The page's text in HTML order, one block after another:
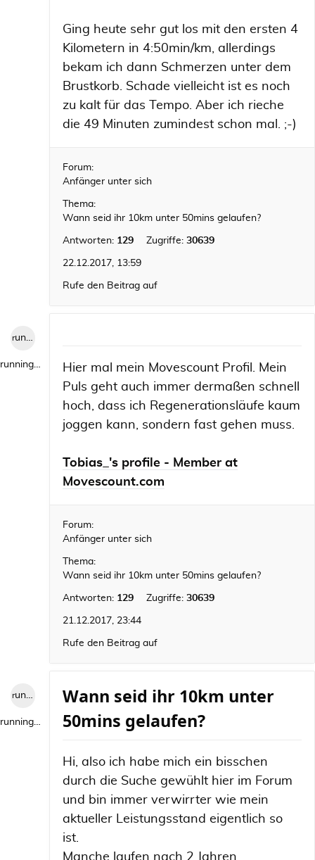
Ging heute sehr gut los mit den ersten 4
Kilometern in 4:50min/km, allerdings
bekam ich dann Schmerzen unter dem
Brustkorb. Schade vielleicht ist es noch
zu kalt für das Tempo. Aber ich rieche
die 49 Minuten zumindest schon mal. ;-)
Forum:
Anfänger unter sich
Thema:
Wann seid ihr 10km unter 50mins gelaufen?
Antworten: 129 Zugriffe: 30639
22.12.2017, 13:59
Rufe den Beitrag auf
runningwild1
runningwild1
Hier mal mein Movescount Profil. Mein
Puls geht auch immer dermaßen schnell
hoch, dass ich Regenerationsläufe kaum
joggen kann, sondern fast gehen muss.
Tobias_'s profile - Member at
Movescount.com
Forum:
Anfänger unter sich
Thema:
Wann seid ihr 10km unter 50mins gelaufen?
Antworten: 129 Zugriffe: 30639
21.12.2017, 23:44
Rufe den Beitrag auf
runningwild1
runningwild1
Wann seid ihr 10km unter
50mins gelaufen?
Hi, also ich habe mich ein bisschen
durch die Suche gewühlt hier im Forum
und bin immer verwirrter wie mein
aktueller Leistungsstand eigentlich so
ist.
Manche laufen nach 2 Jahren